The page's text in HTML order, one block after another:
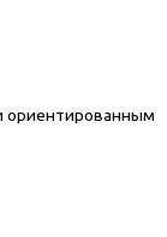
ориентированным